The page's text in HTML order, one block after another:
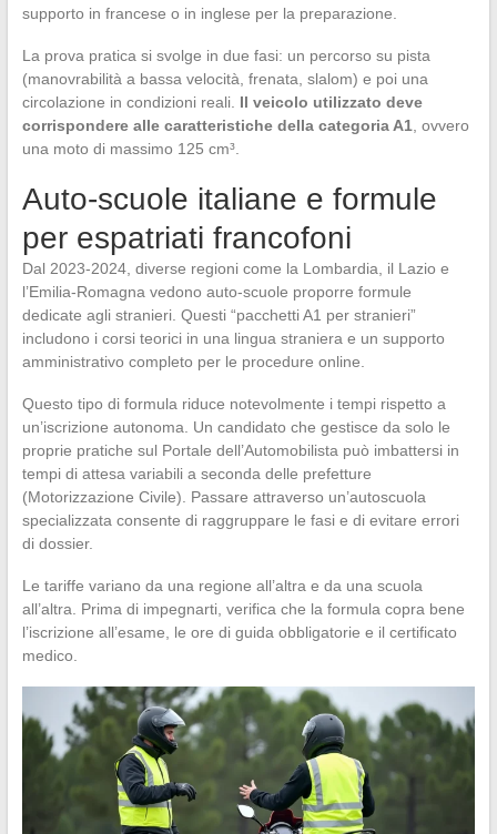
supporto in francese o in inglese per la preparazione.
La prova pratica si svolge in due fasi: un percorso su pista
(manovrabilità a bassa velocità, frenata, slalom) e poi una
circolazione in condizioni reali. Il veicolo utilizzato deve
corrispondere alle caratteristiche della categoria A1, ovvero
una moto di massimo 125 cm³.
Auto-scuole italiane e formule
per espatriati francofoni
Dal 2023-2024, diverse regioni come la Lombardia, il Lazio e
l’Emilia-Romagna vedono auto-scuole proporre formule
dedicate agli stranieri. Questi “pacchetti A1 per stranieri”
includono i corsi teorici in una lingua straniera e un supporto
amministrativo completo per le procedure online.
Questo tipo di formula riduce notevolmente i tempi rispetto a
un’iscrizione autonoma. Un candidato che gestisce da solo le
proprie pratiche sul Portale dell’Automobilista può imbattersi in
tempi di attesa variabili a seconda delle prefetture
(Motorizzazione Civile). Passare attraverso un’autoscuola
specializzata consente di raggruppare le fasi e di evitare errori
di dossier.
Le tariffe variano da una regione all’altra e da una scuola
all’altra. Prima di impegnarti, verifica che la formula copra bene
l’iscrizione all’esame, le ore di guida obbligatorie e il certificato
medico.